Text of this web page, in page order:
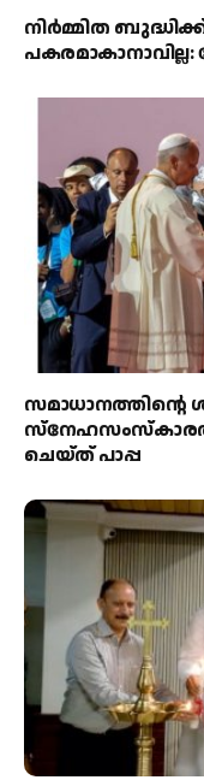
നിർമ്മിത
സമാധാനത്തിന്റെ
ചെയ്ത് പാപ്പ